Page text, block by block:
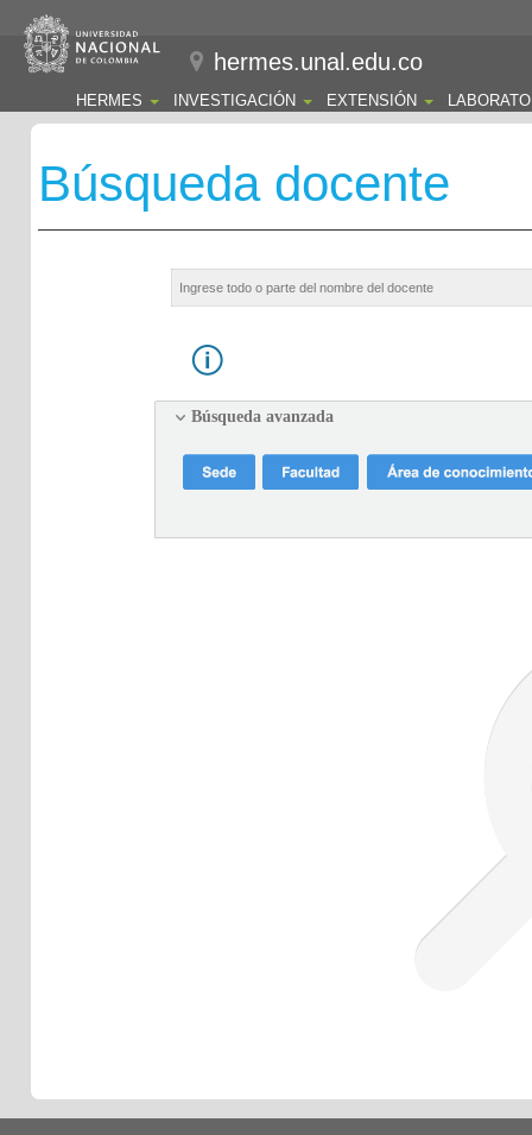
hermes.unal.edu.co
HERMES INVESTIGACIÓN EXTENSIÓN
Búsqueda docente
Búsqueda avanzada